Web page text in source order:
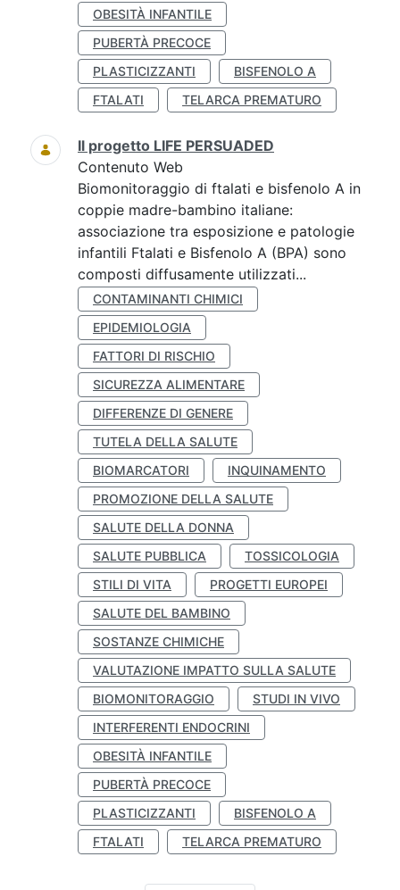
OBESITÀ INFANTILE
PUBERTÀ PRECOCE
PLASTICIZZANTI
BISFENOLO A
FTALATI
TELARCA PREMATURO
Il progetto LIFE PERSUADED
Contenuto Web
Biomonitoraggio di ftalati e bisfenolo A in
coppie madre-bambino italiane:
associazione tra esposizione e patologie
infantili Ftalati e Bisfenolo A (BPA) sono
composti diffusamente utilizzati...
CONTAMINANTI CHIMICI
EPIDEMIOLOGIA
FATTORI DI RISCHIO
SICUREZZA ALIMENTARE
DIFFERENZE DI GENERE
TUTELA DELLA SALUTE
BIOMARCATORI
INQUINAMENTO
PROMOZIONE DELLA SALUTE
SALUTE DELLA DONNA
SALUTE PUBBLICA
TOSSICOLOGIA
STILI DI VITA
PROGETTI EUROPEI
SALUTE DEL BAMBINO
SOSTANZE CHIMICHE
VALUTAZIONE IMPATTO SULLA SALUTE
BIOMONITORAGGIO
STUDI IN VIVO
INTERFERENTI ENDOCRINI
OBESITÀ INFANTILE
PUBERTÀ PRECOCE
PLASTICIZZANTI
BISFENOLO A
FTALATI
TELARCA PREMATURO